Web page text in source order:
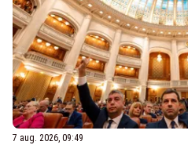
7 aug. 2026, 09:49